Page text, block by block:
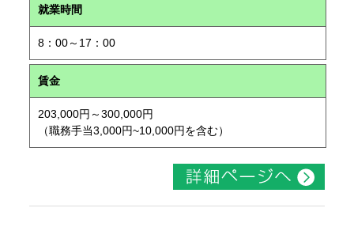
就業時間
8：00～17：00
賃金
203,000円～300,000円
（職務手当3,000円~10,000円を含む）